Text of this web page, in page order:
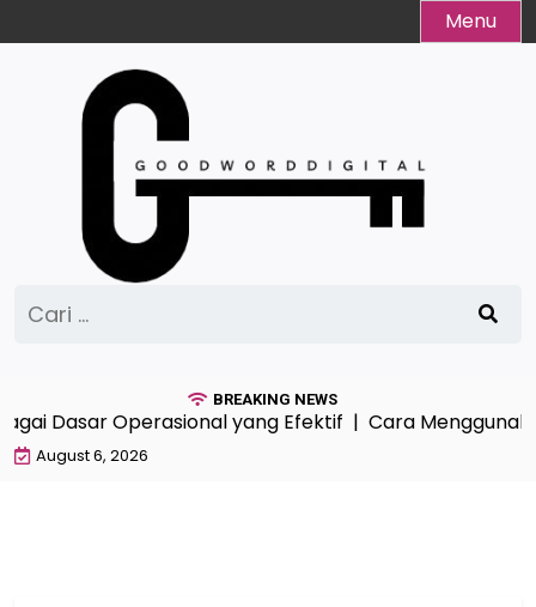
to
Menu
untuk:
BREAKING NEWS
Dasar Operasional yang Efektif | Cara
August 6, 2026